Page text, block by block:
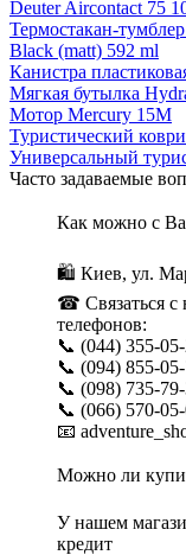
Deuter Aircontact 75
Термостакан-
Black (matt) 592 ml
Канистра
Мягкая бутылка
Мотор Mercury 15M
Туристический
Универсальный
Часто задаваемые
Как можно с
🛍 Киев, ул.
☎ Связаться
телефонов:
📞 (044) 355-
📞 (094) 855-
📞
📞 (066) 570-05-
📧
Можно ли
У нашем
кредит